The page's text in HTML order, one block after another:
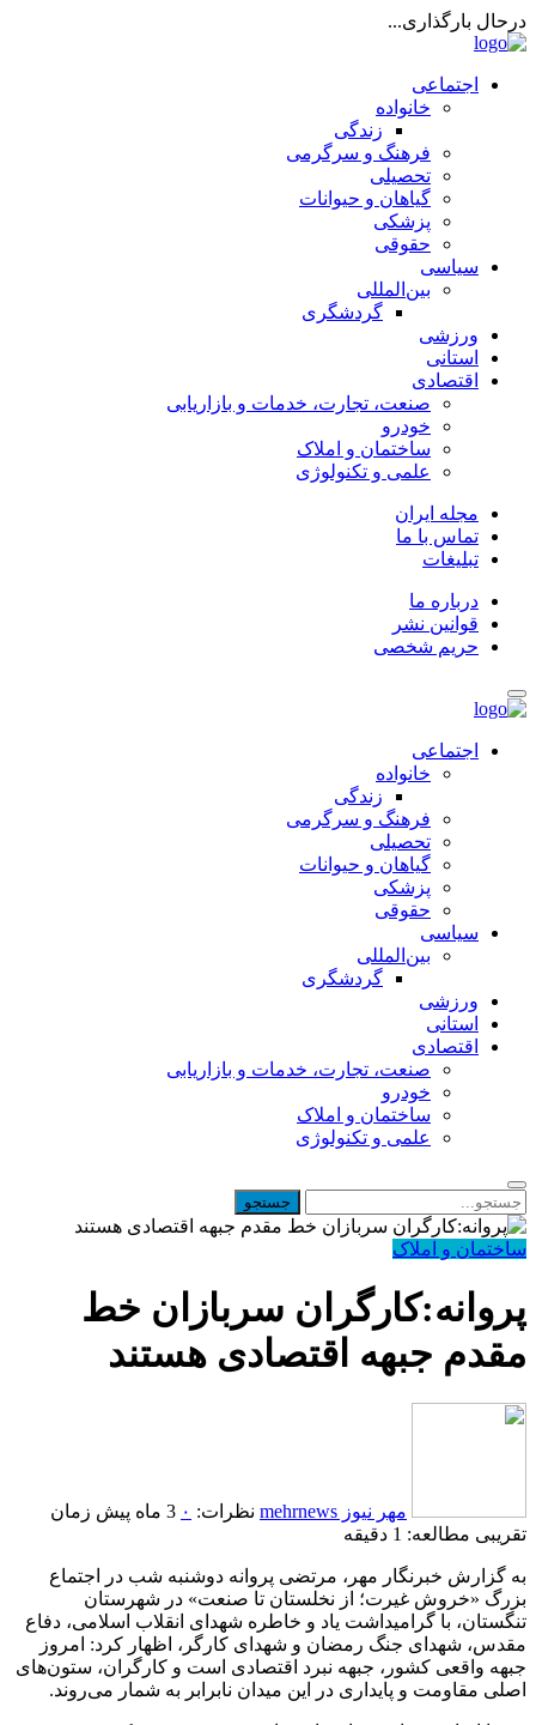
درحال بارگذاری...
اجتماعی
خانواده
زندگی
فرهنگ و سرگرمی
تحصیلی
گیاهان و حیوانات
پزشکی
حقوقی
سیاسی
بین‌المللی
گردشگری
ورزشی
استانی
اقتصادی
صنعت، تجارت، خدمات و بازاریابی
خودرو
ساختمان و املاک
علمی و تکنولوژی
مجله ایران
تماس با ما
تبلیغات
درباره ما
قوانین نشر
حریم شخصی
اجتماعی
خانواده
زندگی
فرهنگ و سرگرمی
تحصیلی
گیاهان و حیوانات
پزشکی
حقوقی
سیاسی
بین‌المللی
گردشگری
ورزشی
استانی
اقتصادی
صنعت، تجارت، خدمات و بازاریابی
خودرو
ساختمان و املاک
علمی و تکنولوژی
ساختمان و املاک
پروانه:کارگران سربازان خط
مقدم جبهه اقتصادی هستند
مهر نیوز mehrnews نظرات: ۰ 3 ماه پیش
زمان
تقریبی مطالعه: 1 دقیقه
به گزارش خبرنگار مهر، مرتضی پروانه دوشنبه شب در اجتماع
بزرگ «خروش غیرت؛ از نخلستان تا صنعت» در شهرستان
تنگستان، با گرامیداشت یاد و خاطره شهدای انقلاب اسلامی، دفاع
مقدس، شهدای جنگ رمضان و شهدای کارگر، اظهار کرد: امروز
جبهه واقعی کشور، جبهه نبرد اقتصادی است و کارگران، ستون‌های
اصلی مقاومت و پایداری در این میدان نابرابر به شمار می‌روند.